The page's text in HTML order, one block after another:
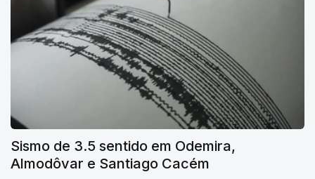
Sismo de 3.5 sentido em Odemira,
Almodôvar e Santiago Cacém